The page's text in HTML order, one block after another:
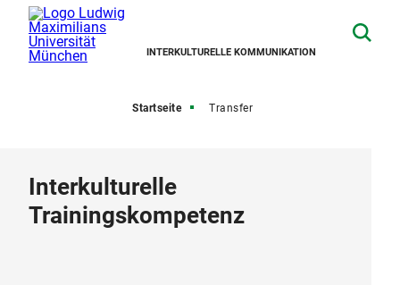
INTERKULTURELLE KOMMUNIKATION
Startseite Transfer
Interkulturelle
Trainingskompetenz